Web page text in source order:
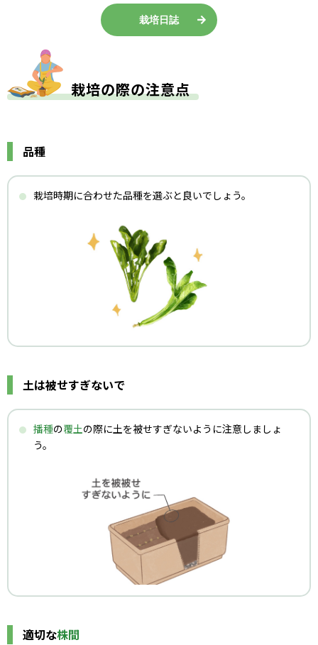
栽培日誌
栽培の際の注意点
品種
栽培時期に合わせた品種を選ぶと良いでしょう。
土は被せすぎないで
播種の覆土の際に土を被せすぎないように注意しましょ
う。
適切な株間